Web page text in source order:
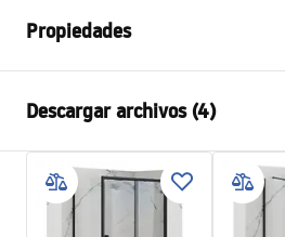
Propiedades
Material
Tipo de grifo
Método de instalación
Ajuste de altura
Sí
Descargar archivos (4)
Información de seguridad
Safety_Information_Shower_set.pdf